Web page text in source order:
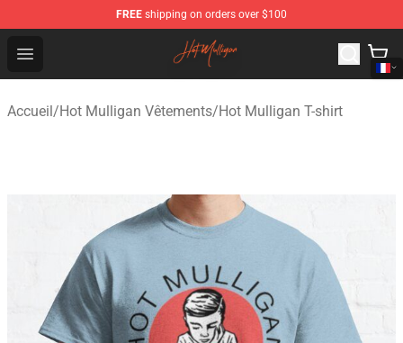
FREE shipping on orders over $100
Open menu
Hot Mulligan Shop - Official Hot Mulligan Merchandise
Accueil/Hot Mulligan Vêtements/Hot Mulligan T-shirt